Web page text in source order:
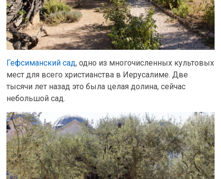
Гефсиманский сад, одно из многочисленных культовых
мест для всего христианства в Иерусалиме. Две
тысячи лет назад это была целая долина, сейчас
небольшой сад.